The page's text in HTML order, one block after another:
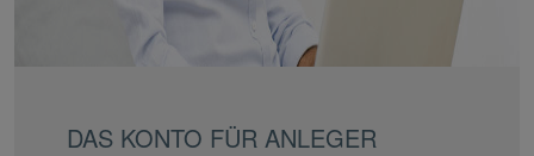
DAS KONTO FÜR ANLEGER